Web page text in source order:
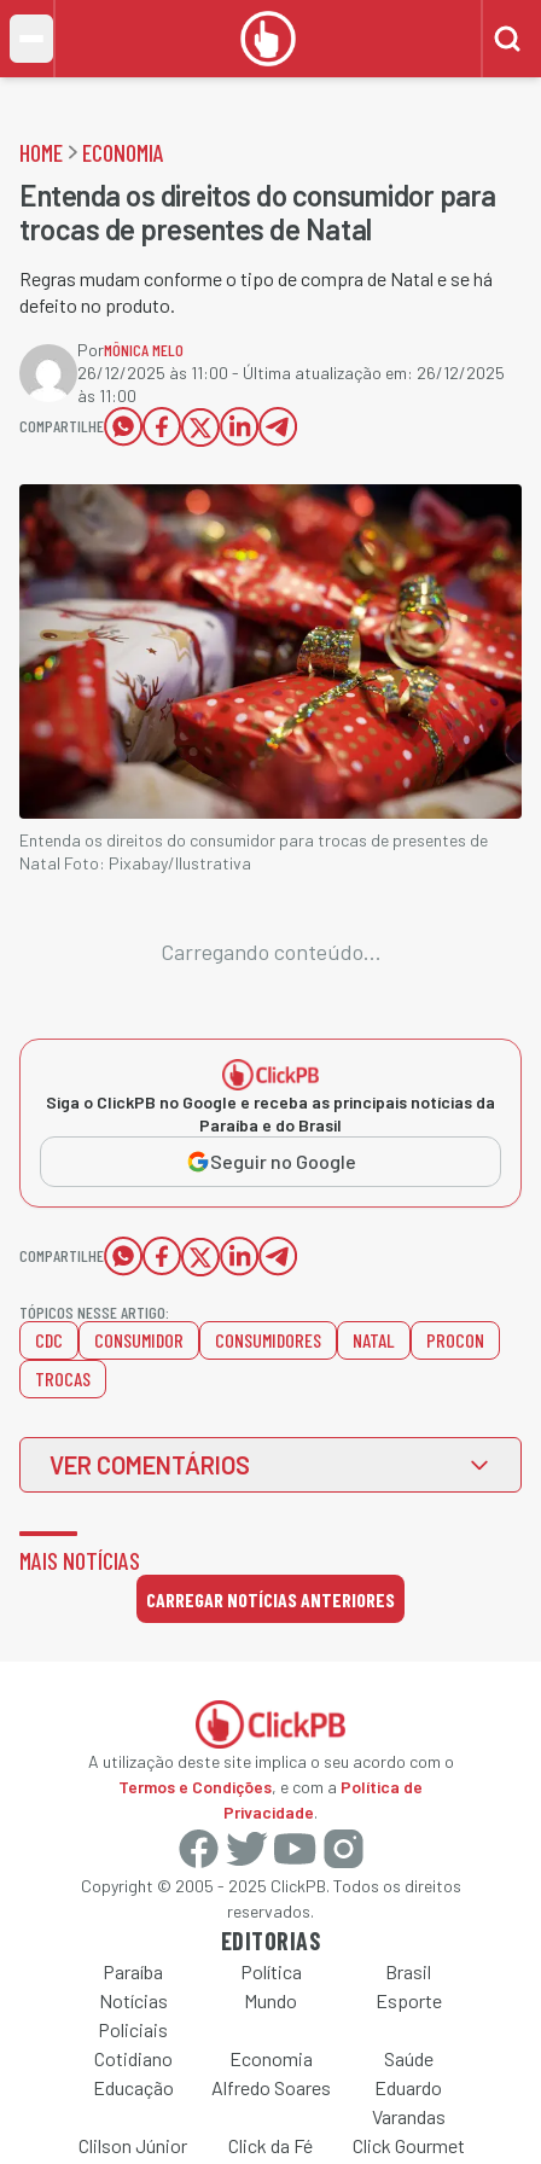
HOME ECONOMIA
Entenda os direitos do consumidor para
trocas de presentes de Natal
Regras mudam conforme o tipo de compra de Natal e se há
defeito no produto.
PorMÔNICA MELO
26/12/2025 às 11:00 - Última atualização em: 26/12/2025
às 11:00
COMPARTILHE
Entenda os direitos do consumidor para trocas de presentes de
Natal Foto: Pixabay/Ilustrativa
Carregando conteúdo...
Siga o ClickPB no Google e receba as principais notícias da
Paraíba e do Brasil
Seguir no Google
COMPARTILHE
TÓPICOS NESSE ARTIGO:
CDC CONSUMIDOR CONSUMIDORES NATAL
PROCON
TROCAS
VER COMENTÁRIOS
MAIS NOTÍCIAS
CARREGAR NOTÍCIAS ANTERIORES
A utilização deste site implica o seu acordo com o
Termos e Condições, e com a Política de
Privacidade.
Copyright © 2005 - 2025 ClickPB. Todos os direitos
reservados.
EDITORIAS
Paraíba Política
Brasil
Notícias
Policiais
Mundo Esporte
Cotidiano Economia
Saúde
Educação
Alfredo Soares
Eduardo
Varandas
Clilson Júnior
Click da Fé
Click Gourmet